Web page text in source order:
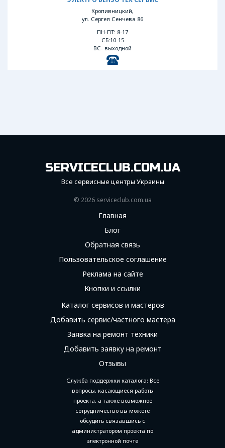
Кропивницкий,
ул. Сергея Сенчева 86
ПН-ПТ: 8-17
СБ:10-15
ВС- выходной
SERVICECLUB.COM.UA
Все сервисные центры Украины
© 2026 serviceсlub.com.ua
Главная
Блог
Обратная связь
Пользовательское соглашение
Реклама на сайте
Кнопки и ссылки
Каталог сервисов и мастеров
Добавить сервис/частного мастера
Заявка на ремонт техники
Добавить заявку на ремонт
Отзывы
Служба поддержки каталога: Все
вопросы, касающиеся работы
проекта, а также возможное
сотрудничество вы можете
обсудить связавшись с
администратором проекта по
электронной почте